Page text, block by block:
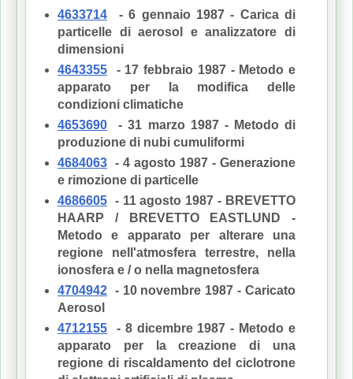
4633714 - 6 gennaio 1987 - Carica di
particelle di aerosol e analizzatore di
dimensioni
4643355 - 17 febbraio 1987 - Metodo e
apparato per la modifica delle
condizioni climatiche
4653690 - 31 marzo 1987 - Metodo di
produzione di nubi cumuliformi
4684063 - 4 agosto 1987 - Generazione
e rimozione di particelle
4686605 - 11 agosto 1987 - BREVETTO
HAARP / BREVETTO EASTLUND -
Metodo e apparato per alterare una
regione nell'atmosfera terrestre, nella
ionosfera e / o nella magnetosfera
4704942 - 10 novembre 1987 - Caricato
Aerosol
4712155 - 8 dicembre 1987 - Metodo e
apparato per la creazione di una
regione di riscaldamento del ciclotrone